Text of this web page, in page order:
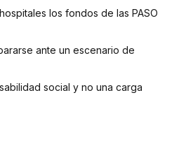
los fondos de las PASO
ante un escenario de
social y no una carga